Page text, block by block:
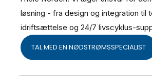
løsning - fra design og integration til
idriftsættelse og 24/7 livscyklus-
TAL MED EN NØDSTRØMSSPECIALIST